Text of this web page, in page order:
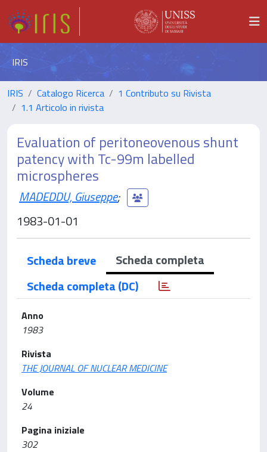
IRIS
IRIS Catalogo Ricerca
1 Contributo su Rivista
1.1 Articolo in rivista
Evaluation of peritoneovenous shunt
patency with Tc-99m labelled
microspheres
MADEDDU, Giuseppe;
1983-01-01
Scheda breve
Scheda completa
Scheda completa (DC)
Anno
1983
Rivista
THE JOURNAL OF NUCLEAR MEDICINE
Volume
24
Pagina iniziale
302